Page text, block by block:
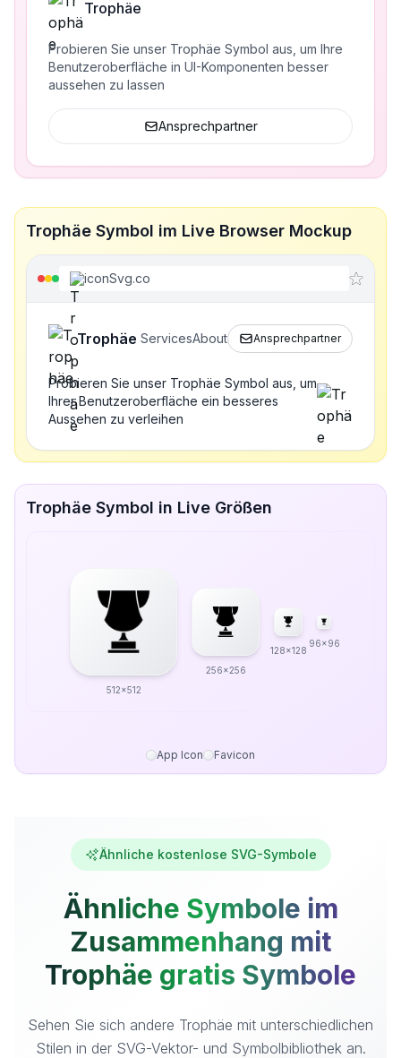
Trophäe
Probieren Sie unser Trophäe Symbol aus, um Ihre
Benutzeroberfläche in UI-Komponenten besser
aussehen zu lassen
Ansprechpartner
Trophäe Symbol im Live Browser Mockup
iconSvg.co
Trophäe ServicesAbout Ansprechpartner
Probieren Sie unser Trophäe Symbol aus, um
Ihrer Benutzeroberfläche ein besseres
Aussehen zu verleihen
Trophäe Symbol in Live Größen
512x512
256x256
128x128
96x96
App Icon Favicon
Ähnliche kostenlose SVG-Symbole
Ähnliche Symbole im
Zusammenhang mit
Trophäe gratis Symbole
Sehen Sie sich andere Trophäe mit unterschiedlichen
Stilen in der SVG-Vektor- und Symbolbibliothek an.